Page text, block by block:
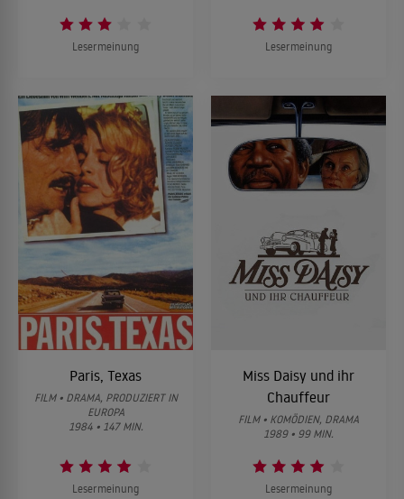
Lesermeinung Lesermeinung
Paris, Texas
FILM • DRAMA, PRODUZIERT IN
EUROPA
1984 • 147 MIN.
Lesermeinung
Miss Daisy und ihr
Chauffeur
FILM • KOMÖDIEN, DRAMA
1989 • 99 MIN.
Lesermeinung